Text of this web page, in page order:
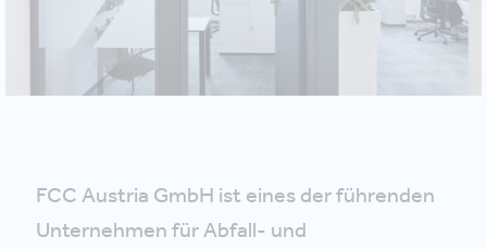
FCC Austria GmbH ist eines der führenden
Unternehmen für Abfall- und